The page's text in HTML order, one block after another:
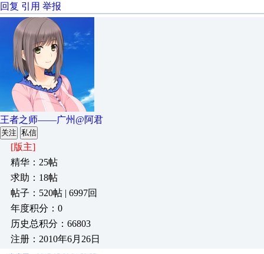
回复 引用 举报
王者之师——广州@阿君
关注 私信
[版主]
精华：25帖
求助：18帖
帖子：520帖 | 6997回
年度积分：0
历史总积分：66803
注册：2010年6月26日